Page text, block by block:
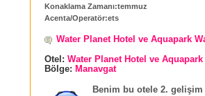
Konaklama Zamanı:temmuz
Acenta/Operatör:ets
Water Planet Hotel ve Aquapark
Otel: Water Planet Hotel ve
Bölge: Manavgat
Benim bu otele 2.